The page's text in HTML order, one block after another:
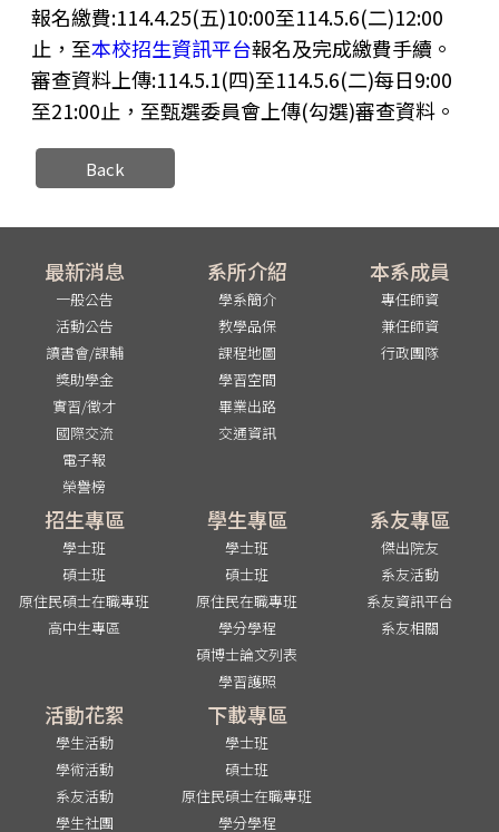
報名繳費:114.4.25(五)10:00至114.5.6(二)12:00
止，至本校招生資訊平台報名及完成繳費手續。
審查資料上傳:114.5.1(四)至114.5.6(二)每日9:00
至21:00止，至甄選委員會上傳(勾選)審查資料。
Back
最新消息
一般公告
活動公告
讀書會/課輔
獎助學金
實習/徵才
國際交流
電子報
榮譽榜
系所介紹
學系簡介
教學品保
課程地圖
學習空間
畢業出路
交通資訊
本系成員
專任師資
兼任師資
行政團隊
招生專區
學士班
碩士班
原住民碩士在職專班
高中生專區
學生專區
學士班
碩士班
原住民在職專班
學分學程
碩博士論文列表
學習護照
系友專區
傑出院友
系友活動
系友資訊平台
系友相關
活動花絮
學生活動
學術活動
系友活動
學生社團
下載專區
學士班
碩士班
原住民碩士在職專班
學分學程